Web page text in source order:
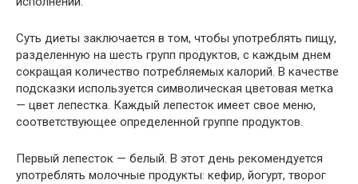
Суть диеты заключается в том, чтобы употреблять пищу,
разделенную на шесть групп продуктов, с каждым днем
сокращая количество потребляемых калорий. В качестве
подсказки используется символическая цветовая метка
— цвет лепестка. Каждый лепесток имеет свое меню,
соответствующее определенной группе продуктов.
Первый лепесток — белый. В этот день рекомендуется
употреблять молочные продукты: кефир, йогурт, творог